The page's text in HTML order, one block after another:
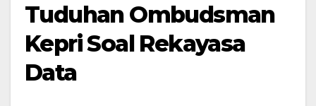
Tuduhan Ombudsman
Kepri Soal Rekayasa
Data